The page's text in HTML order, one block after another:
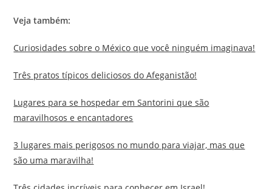
Veja também:
Curiosidades sobre o México que você ninguém imaginava!
Três pratos típicos deliciosos do Afeganistão!
Lugares para se hospedar em Santorini que são
maravilhosos e encantadores
3 lugares mais perigosos no mundo para viajar, mas que
são uma maravilha!